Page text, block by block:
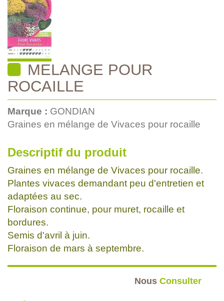
MELANGE POUR
ROCAILLE
Marque : GONDIAN
Graines en mélange de Vivaces pour rocaille
Descriptif du produit
Graines en mélange de Vivaces pour rocaille.
Plantes vivaces demandant peu d'entretien et
adaptées au sec.
Floraison continue, pour muret, rocaille et
bordures.
Semis d'avril à juin.
Floraison de mars à septembre.
Nous Consulter